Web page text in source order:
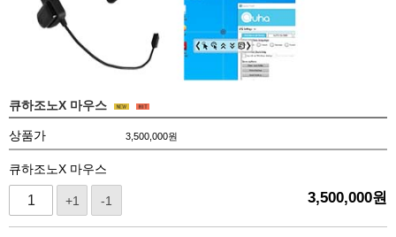
큐하조노X 마우스
상품가 3,500,000원
큐하조노X 마우스
+1 -1 3,500,000원